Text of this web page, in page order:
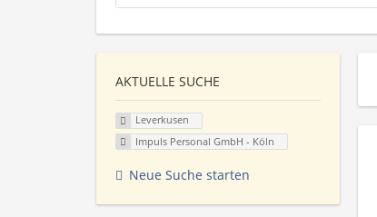
AKTUELLE SUCHE
Leverkusen
Impuls Personal GmbH - Köln
Neue Suche starten